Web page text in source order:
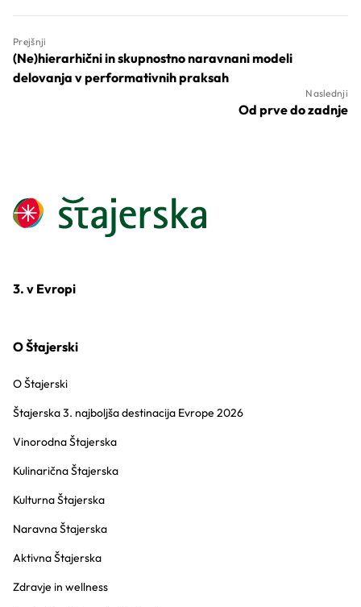
Prejšnji
(Ne)hierarhični in skupnostno naravnani modeli
delovanja v performativnih praksah
Naslednji
Od prve do zadnje
3. v Evropi
O Štajerski
O Štajerski
Štajerska 3. najboljša destinacija Evrope 2026
Vinorodna Štajerska
Kulinarična Štajerska
Kulturna Štajerska
Naravna Štajerska
Aktivna Štajerska
Zdravje in wellness